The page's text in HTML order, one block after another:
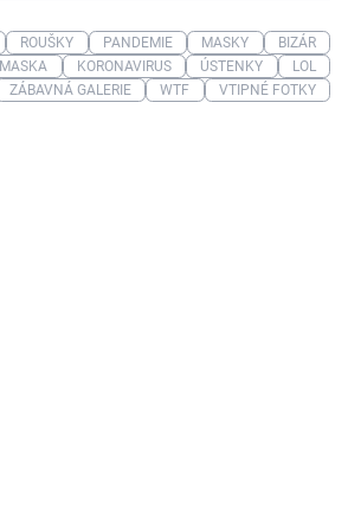
ROUŠKY PANDEMIE MASKY
BIZÁR
MASKA
KORONAVIRUS ÚSTENKY
LOL
ZÁBAVNÁ GALERIE
WTF VTIPNÉ FOTKY